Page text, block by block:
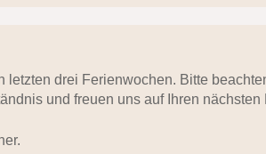
drei Ferienwochen. Bitte
und freuen uns auf Ihren nächsten